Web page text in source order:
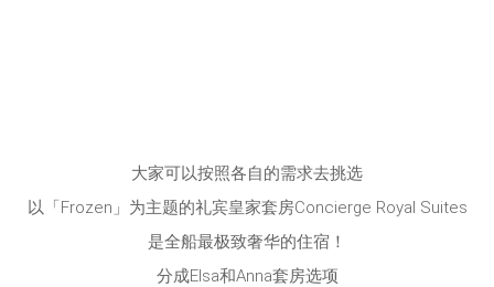
大家可以按照各自的需求去挑选
以「Frozen」为主题的礼宾皇家套房Concierge Royal Suites
是全船最极致奢华的住宿！
分成Elsa和Anna套房选项